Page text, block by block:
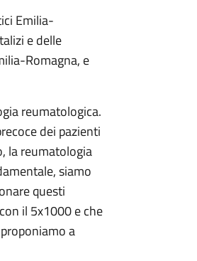
Emilia-
e delle
Romagna, e
reumatologica.
dei pazienti
la reumatologia
siamo
questi
il 5x1000 e che
a